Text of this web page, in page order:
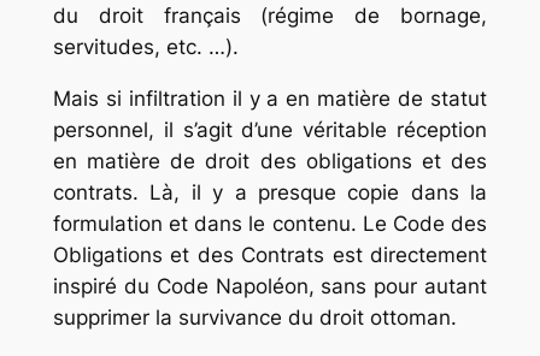
du droit français (régime de bornage,
servitudes, etc. …).
Mais si infiltration il y a en matière de statut
personnel, il s’agit d’une véritable réception
en matière de droit des obligations et des
contrats. Là, il y a presque copie dans la
formulation et dans le contenu. Le Code des
Obligations et des Contrats est directement
inspiré du Code Napoléon, sans pour autant
supprimer la survivance du droit ottoman.